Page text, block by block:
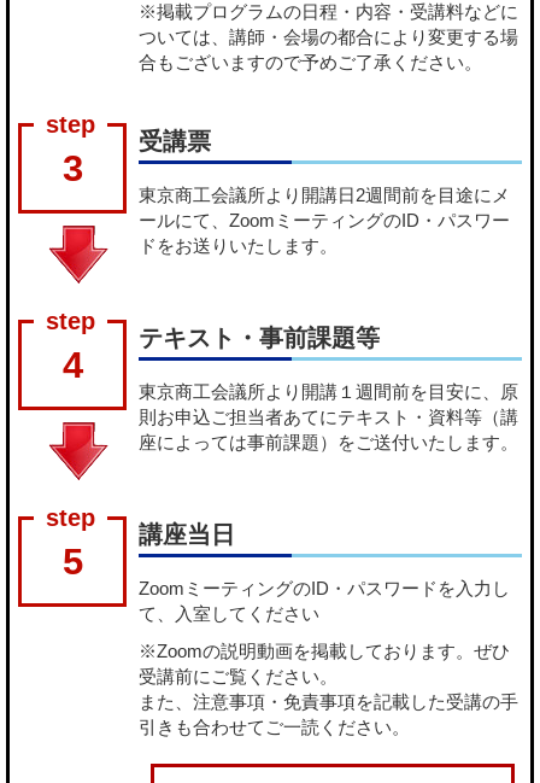
※掲載プログラムの日程・内容・受講料などに
ついては、講師・会場の都合により変更する場
合もございますので予めご了承ください。
3
受講票
東京商工会議所より開講日2週間前を目途にメ
ールにて、ZoomミーティングのID・パスワー
ドをお送りいたします。
4
テキスト・事前課題等
東京商工会議所より開講１週間前を目安に、原
則お申込ご担当者あてにテキスト・資料等（講
座によっては事前課題）をご送付いたします。
5
講座当日
ZoomミーティングのID・パスワードを入力し
て、入室してください
※Zoomの説明動画を掲載しております。ぜひ
受講前にご覧ください。
また、注意事項・免責事項を記載した受講の手
引きも合わせてご一読ください。